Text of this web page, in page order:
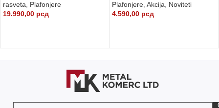
rasveta, Plafonjere
19.990,00 рсд
Plafonjere, Akcija, Noviteti
4.590,00 рсд